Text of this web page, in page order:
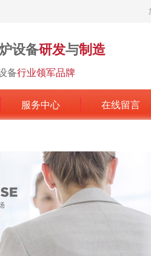
设备研发与制造
备行业领军品牌
服务中心 在线留言